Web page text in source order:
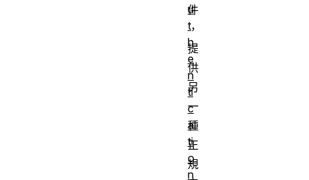
件
，
提
供
另
一
種
正
規
u
t
h
e
n
ti
c
a
ti
o
n